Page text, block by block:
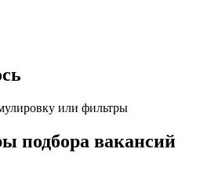
или фильтры
подбора вакансий